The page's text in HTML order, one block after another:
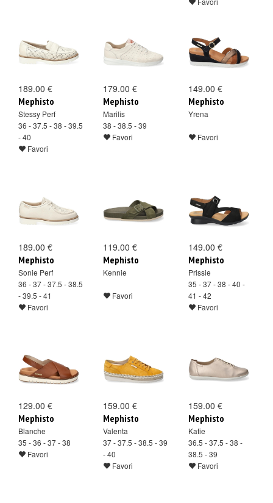
189.00 €
Mephisto
Stessy Perf
36 - 37.5 - 38 - 39.5
- 40
Favori
179.00 €
Mephisto
Marilis
38 - 38.5 - 39
Favori
149.00 €
Mephisto
Yrena
Favori
189.00 €
Mephisto
Sonie Perf
36 - 37 - 37.5 - 38.5
- 39.5 - 41
Favori
119.00 €
Mephisto
Kennie
Favori
149.00 €
Mephisto
Prissie
35 - 37 - 38 - 40 -
41 - 42
Favori
129.00 €
Mephisto
Blanche
35 - 36 - 37 - 38
Favori
159.00 €
Mephisto
Valenta
37 - 37.5 - 38.5 - 39
- 40
Favori
159.00 €
Mephisto
Katie
36.5 - 37.5 - 38 -
38.5 - 39
Favori